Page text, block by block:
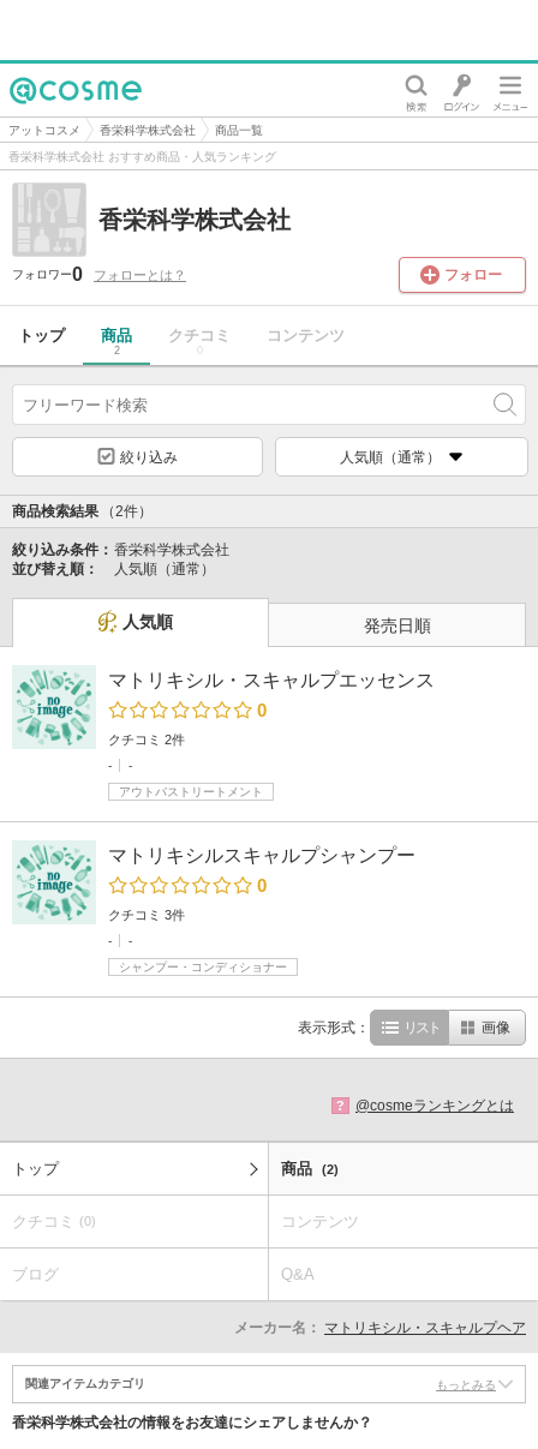
@cosme
アットコスメ 香栄科学株式会社
商品一覧
香栄科学株式会社 おすすめ商品・人気ランキング
香栄科学株式会社
フォロワー0 フォローとは？ フォロー
トップ 商品
2
クチコミ
0
コンテンツ
絞り込み 人気順（通常）
商品検索結果 （2件）
絞り込み条件： 香栄科学株式会社
並び替え順：
人気順（通常）
人気順 発売日順
マトリキシル・スキャルプエッセンス
0
クチコミ 2件
-
-
アウトバストリートメント
マトリキシルスキャルプシャンプー
0
クチコミ 3件
-
-
シャンプー・コンディショナー
表示形式： リスト 画像
? @cosmeランキングとは
トップ 商品 (2)
クチコミ (0) コンテンツ
ブログ Q&A
メーカー名： マトリキシル・スキャルプヘア
関連アイテムカテゴリ もっとみる
香栄科学株式会社の情報をお友達にシェアしませんか？